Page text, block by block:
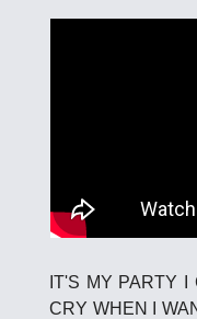
IT'S MY PARTY
CRY WHEN I